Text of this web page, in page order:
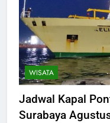
WISATA
Jadwal Kapal
Surabaya